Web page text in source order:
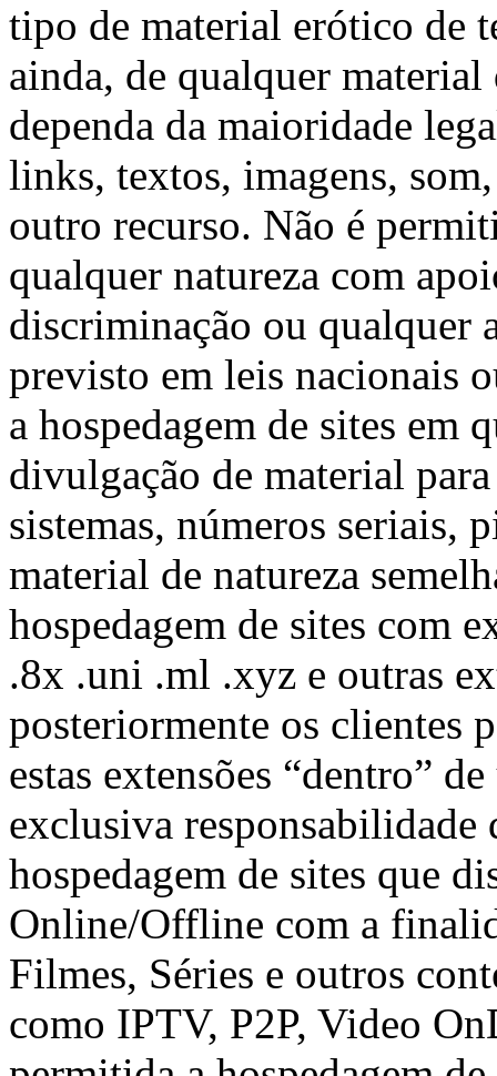
tipo de material erótico de
ainda, de qualquer material
dependa da maioridade
links, textos, imagens,
outro recurso. Não é
qualquer natureza com
discriminação ou qualquer
previsto em leis nacionais
a hospedagem de sites em
divulgação de material
sistemas, números seriais,
material de natureza
hospedagem de sites com
.8x .uni .ml .xyz e outras
posteriormente os clientes
estas extensões “dentro”
exclusiva
hospedagem de sites que
Online/Offline com a
Filmes, Séries e outros
como IPTV, P2P, Video